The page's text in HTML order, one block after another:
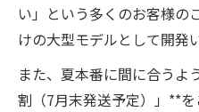
い」という多くのお客様の
けの大型モデルとして開発
また、夏本番に間に合うよ
割（7月末発送予定）」**を